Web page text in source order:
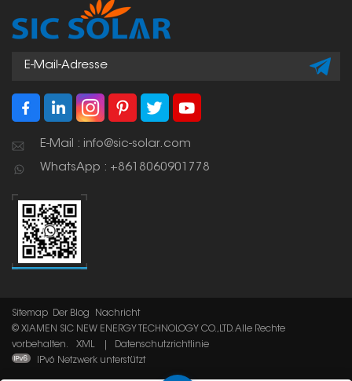
E-Mail : info@sic-solar.com
WhatsApp : +8618060901778
Sitemap Der Blog
Nachricht
© XIAMEN SIC NEW ENERGY TECHNOLOGY CO.,LTD. Alle Rechte
vorbehalten.
XML
Datenschutzrichtlinie
IPv6 Netzwerk unterstützt